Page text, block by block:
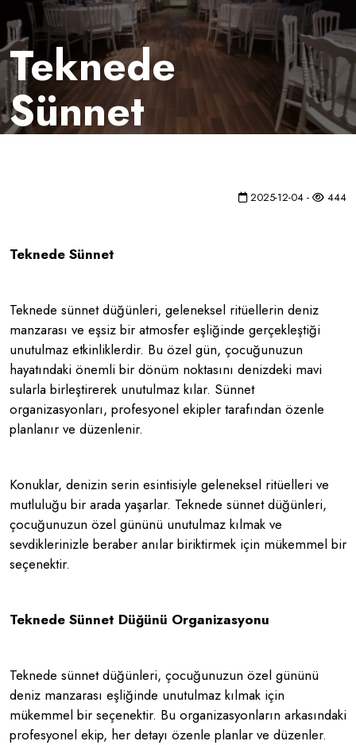
Teknede
Sünnet
2025-12-04 - 444
Teknede Sünnet
Teknede sünnet düğünleri, geleneksel ritüellerin deniz
manzarası ve eşsiz bir atmosfer eşliğinde gerçekleştiği
unutulmaz etkinliklerdir. Bu özel gün, çocuğunuzun
hayatındaki önemli bir dönüm noktasını denizdeki mavi
sularla birleştirerek unutulmaz kılar. Sünnet
organizasyonları, profesyonel ekipler tarafından özenle
planlanır ve düzenlenir.
Konuklar, denizin serin esintisiyle geleneksel ritüelleri ve
mutluluğu bir arada yaşarlar. Teknede sünnet düğünleri,
çocuğunuzun özel gününü unutulmaz kılmak ve
sevdiklerinizle beraber anılar biriktirmek için mükemmel bir
seçenektir.
Teknede Sünnet Düğünü Organizasyonu
Teknede sünnet düğünleri, çocuğunuzun özel gününü
deniz manzarası eşliğinde unutulmaz kılmak için
mükemmel bir seçenektir. Bu organizasyonların arkasındaki
profesyonel ekip, her detayı özenle planlar ve düzenler.